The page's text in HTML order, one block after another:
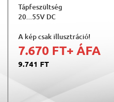
Tápfeszültség
20...55V DC
A kép csak illusztráció!
7.670 FT+ ÁFA
9.741 FT